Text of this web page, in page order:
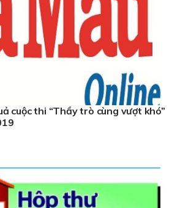
cuộc thi “Thầy trò cùng vượt khó”